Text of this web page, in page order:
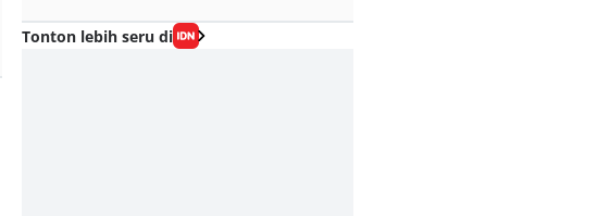
Tonton lebih seru di